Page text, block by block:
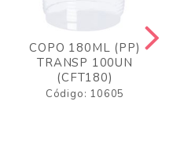
COPO 180ML (PP)
TRANSP 100UN
(CFT180)
Código: 10605